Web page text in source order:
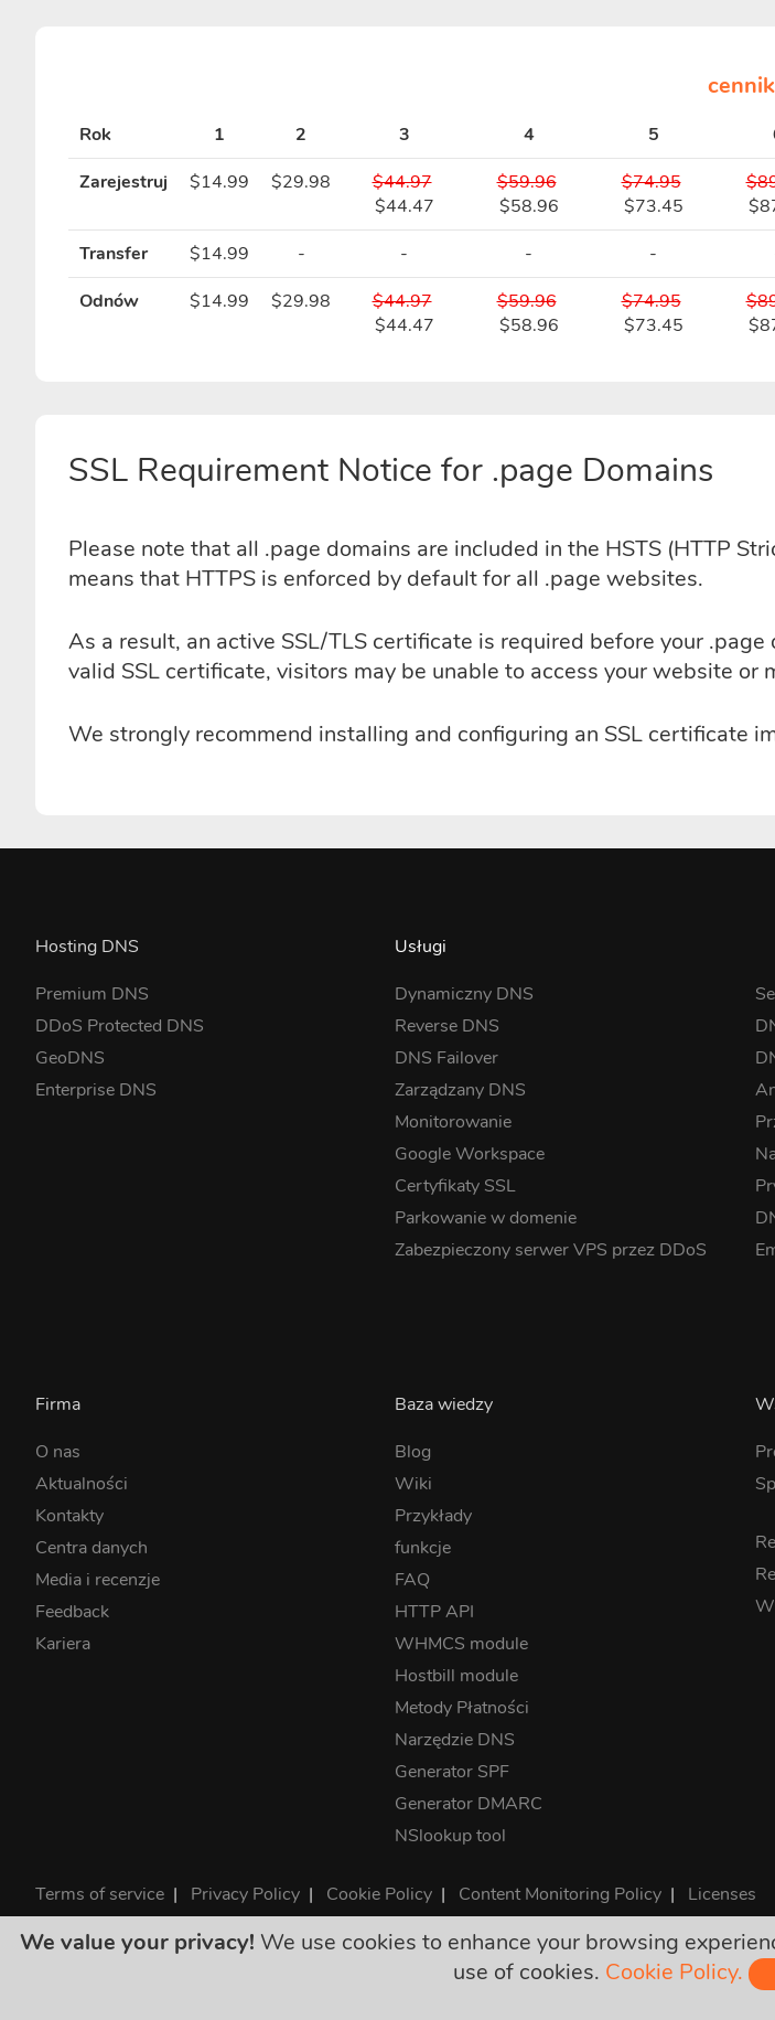
cennik
Rok 1 2 3 4 5
Zarejestruj
$14.99 $29.98
$44.97
$44.47
$59.96
$58.96
$74.95
$73.45
Transfer
$14.99 - - - -
Odnów
$14.99 $29.98
$44.97
$44.47
$59.96
$58.96
$74.95
$73.45
SSL Requirement Notice for .page Domains
Please note that all .page domains are included in the HSTS (HTTP
means that HTTPS is enforced by default for all .page websites.
As a result, an active SSL/TLS certificate is required before your
valid SSL certificate, visitors may be unable to access your website or
We strongly recommend installing and configuring an SSL certificate
Hosting DNS
Premium DNS
DDoS Protected DNS
GeoDNS
Enterprise DNS
Usługi
Dynamiczny DNS
Reverse DNS
DNS Failover
Zarządzany DNS
Monitorowanie
Google Workspace
Certyfikaty SSL
Parkowanie w domenie
Zabezpieczony serwer VPS przez DDoS
Firma
O nas
Aktualności
Kontakty
Centra danych
Media i recenzje
Feedback
Kariera
Baza wiedzy
Blog
Wiki
Przykłady
funkcje
FAQ
HTTP API
WHMCS module
Hostbill module
Metody Płatności
Narzędzie DNS
Generator SPF
Generator DMARC
NSlookup tool
Terms of service | Privacy Policy | Cookie Policy | Content Monitoring Policy | Licenses
©2026 ClouDNS
Wszystkie ceny są ostateczne i zawierają wszystkie
We value your privacy! We use cookies to enhance your browsing
use of cookies. Cookie Policy.